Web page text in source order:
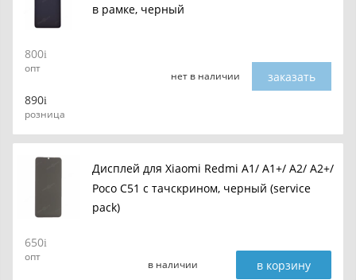
в рамке, черный
800
опт
890
розница
нет в наличии заказать
Дисплей для Xiaomi Redmi A1/ A1+/ A2/ A2+/
Poco C51 с тачскрином, черный (service
pack)
650
опт
в наличии в корзину